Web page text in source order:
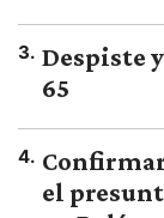
3. Despiste
65
4.
el